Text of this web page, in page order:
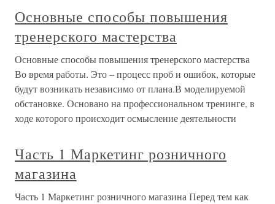
Основные способы повышения
тренерского мастерства
Основные способы повышения тренерского мастерства
Во время работы. Это – процесс проб и ошибок, которые
будут возникать независимо от плана.В моделируемой
обстановке. Основано на профессиональном тренинге, в
ходе которого происходит осмысление деятельности
Часть 1 Маркетинг розничного
магазина
Часть 1 Маркетинг розничного магазина Перед тем как